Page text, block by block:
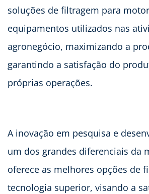
soluções de filtragem para
equipamentos utilizados nas
agronegócio, maximizando a
garantindo a satisfação do
próprias operações.
A inovação em pesquisa e
um dos grandes diferenciais da
oferece as melhores opções de
tecnologia superior, visando a